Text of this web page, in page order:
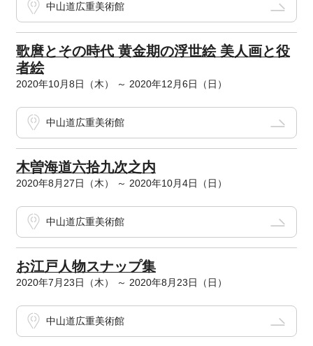
中山道広重美術館
歌麿とその時代 黄金期の浮世絵 美人画と役
者絵
2020年10月8日（木） ～ 2020年12月6日（日）
中山道広重美術館
木曽海道六拾九次之内
2020年8月27日（木） ～ 2020年10月4日（日）
中山道広重美術館
お江戸人物スナップ集
2020年7月23日（木） ～ 2020年8月23日（日）
中山道広重美術館